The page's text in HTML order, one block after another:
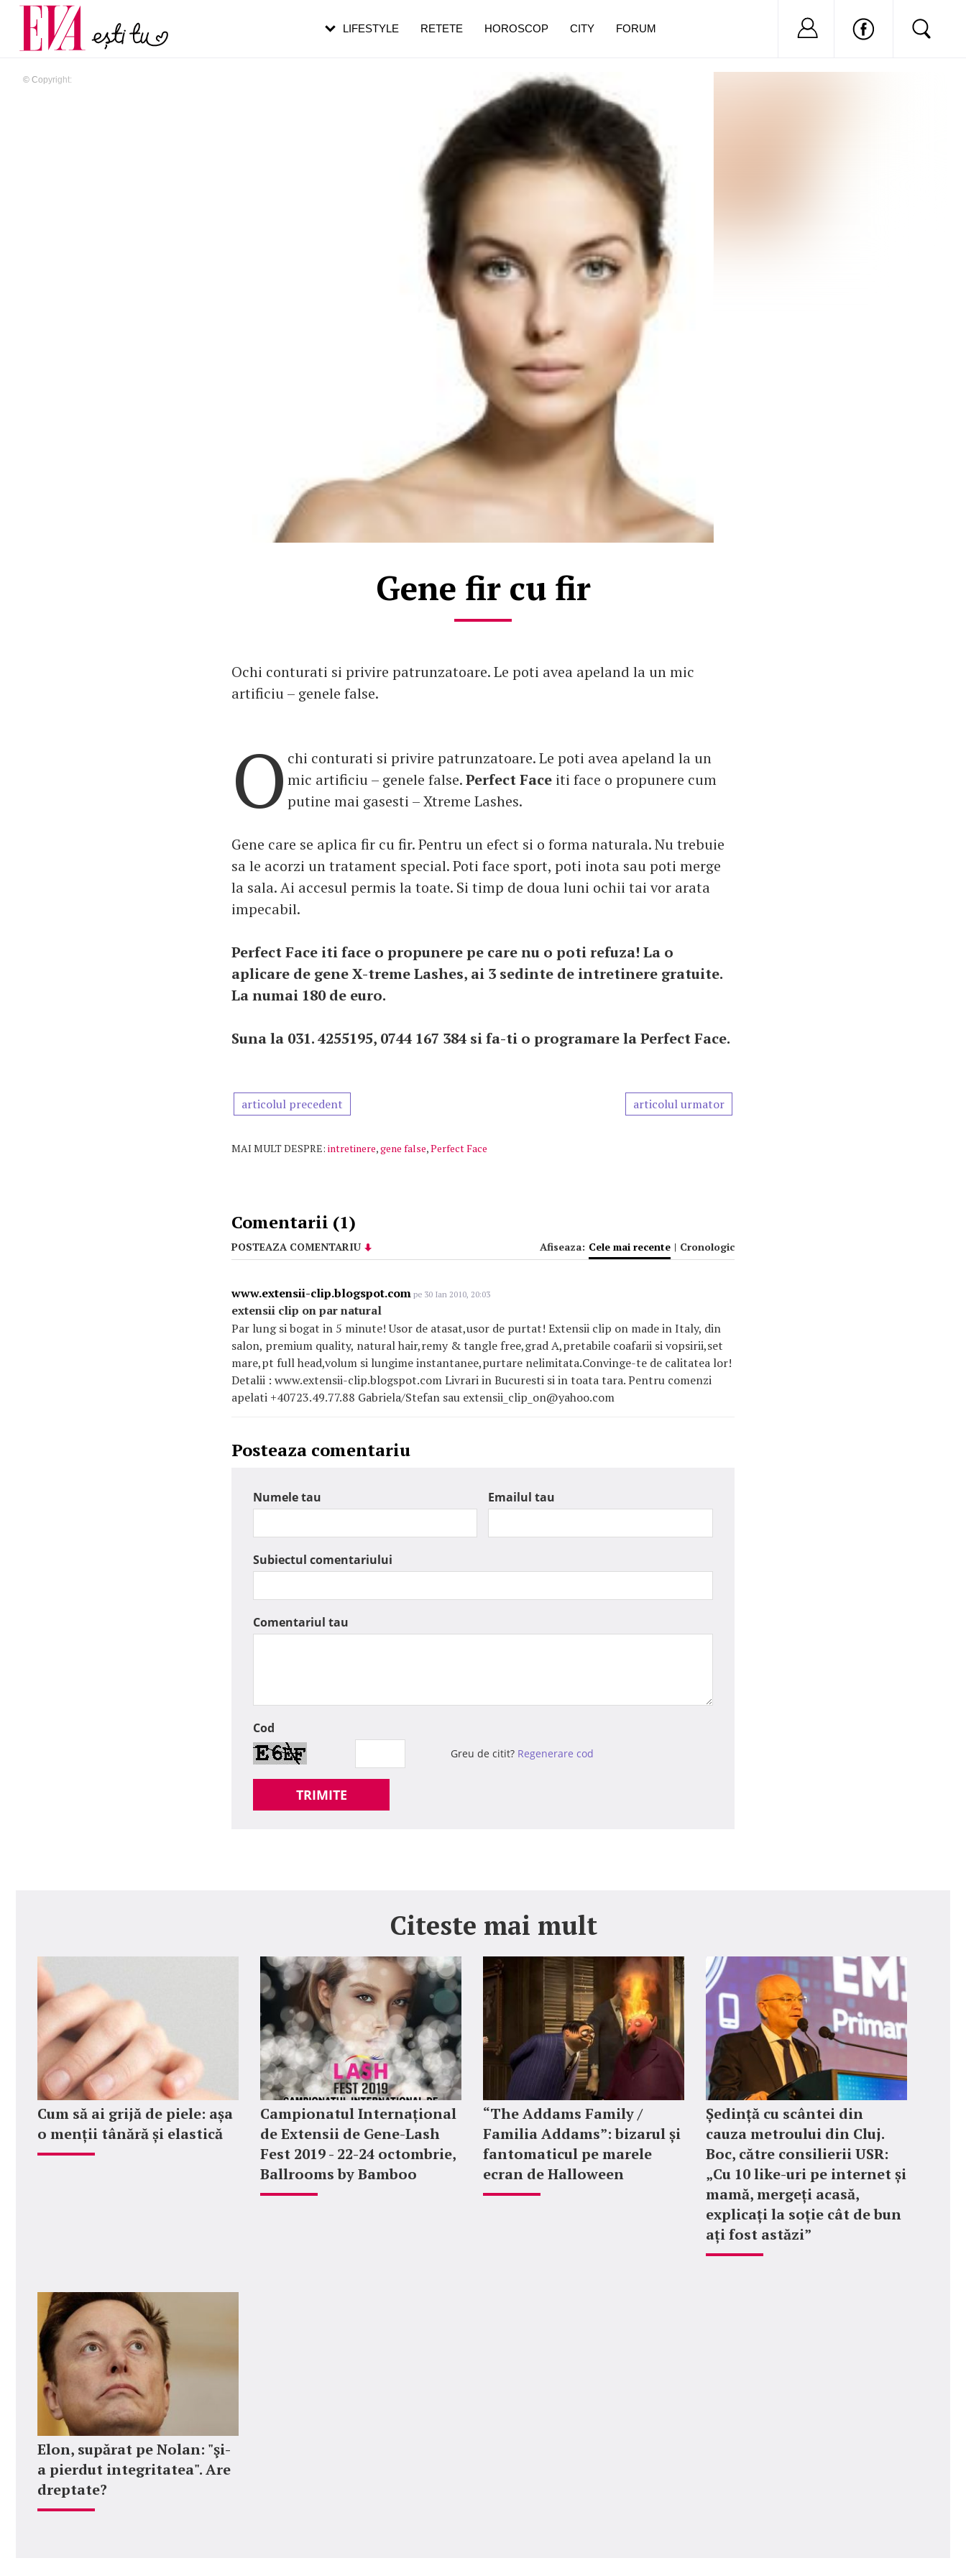
© Copyright:
Gene fir cu fir
Ochi conturati si privire patrunzatoare. Le poti avea apeland la un mic
artificiu – genele false.
O chi conturati si privire patrunzatoare. Le poti avea apeland la un
mic artificiu – genele false.Perfect Face iti face o propunere cum
putine mai gasesti – Xtreme Lashes.
Gene care se aplica fir cu fir. Pentru un efect si o forma naturala. Nu trebuie
sa le acorzi un tratament special. Poti face sport, poti inota sau poti merge
la sala. Ai accesul permis la toate. Si timp de doua luni ochii tai vor arata
impecabil.
Perfect Face iti face o propunere pe care nu o poti refuza! La o
aplicare de gene X-treme Lashes, ai 3 sedinte de intretinere gratuite.
La numai 180 de euro.
Suna la 031. 4255195, 0744 167 384 si fa-ti o programare la Perfect Face.
articolul precedent articolul urmator
MAI MULT DESPRE: intretinere,gene false,Perfect Face
Comentarii (1)
POSTEAZA COMENTARIU Afiseaza: Cele mai recente | Cronologic
www.extensii-clip.blogspot.com pe 30 Ian 2010, 20:03
extensii clip on par natural
Par lung si bogat in 5 minute! Usor de atasat,usor de purtat! Extensii clip on made in Italy, din
salon, premium quality, natural hair,remy & tangle free,grad A,pretabile coafarii si vopsirii,set
mare,pt full head,volum si lungime instantanee,purtare nelimitata.Convinge-te de calitatea lor!
Detalii : www.extensii-clip.blogspot.com Livrari in Bucuresti si in toata tara. Pentru comenzi
apelati +40723.49.77.88 Gabriela/Stefan sau extensii_clip_on@yahoo.com
Posteaza comentariu
Numele tau Emailul tau
Subiectul comentariului
Comentariul tau
Cod
Greu de citit? Regenerare cod
TRIMITE
Citeste mai mult
Cum să ai grijă de piele: așa
o menții tânără și elastică
Campionatul Internațional
de Extensii de Gene-Lash
Fest 2019 - 22-24 octombrie,
Ballrooms by Bamboo
“The Addams Family /
Familia Addams”: bizarul și
fantomaticul pe marele
ecran de Halloween
Ședință cu scântei din
cauza metroului din Cluj.
Boc, către consilierii USR:
„Cu 10 like-uri pe internet și
mamă, mergeți acasă,
explicați la soție cât de bun
ați fost astăzi”
Elon, supărat pe Nolan: "şi-
a pierdut integritatea". Are
dreptate?
LIFESTYLE RETETE HOROSCOP CITY FORUM Nu ai cont?
Carieră
Actualitate
pe măsură ce înaintezi în vârstă
de dureroasă este investigația